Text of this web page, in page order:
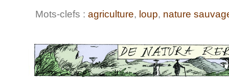
Mots-clefs : agriculture, loup, nature